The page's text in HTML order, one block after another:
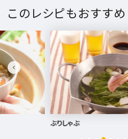
このレシピもおすすめ
ぶりしゃぶ